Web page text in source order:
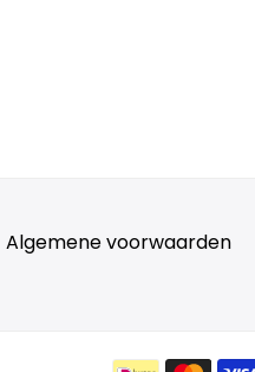
Algemene voorwaarden